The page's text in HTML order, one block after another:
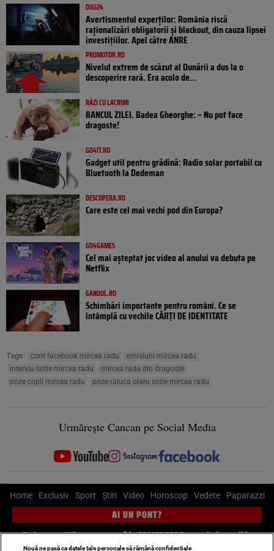
DIGI24
Avertismentul experților: România riscă
raționalizări obligatorii și blackout, din cauza lipsei
investițiilor. Apel către ANRE
PROMOTOR.RO
Nivelul extrem de scăzut al Dunării a dus la o
descoperire rară. Era acolo de...
RÂZI CU LACRIMI
BANCUL ZILEI. Badea Gheorghe: – Nu pot face
dragoste!
GO4IT.RO
Gadget util pentru grădină: Radio solar portabil cu
Bluetooth la Dedeman
DESCOPERA.RO
Care este cel mai vechi pod din Europa?
GO4GAMES
Cel mai așteptat joc video al anului va debuta pe
Netflix
GANDUL.RO
Schimbări importante pentru români. Ce se
întâmplă cu vechile CĂRȚI DE IDENTITATE
Tags: cont facebook mircea radu
emisiuni mircea radu
interviu sotie mircea radu
mircea radu din dragoste
poze copil mircea radu
poze raluca olaru sotie mircea radu
Urmărește Cancan pe Social Media
Home Exclusiv Sport Știri Video Horoscop Vedete Paparazzi
AI UN PONT?
Scrie-ne pe Whatsapp, sună la 0741226226 sau trimite mail la
Nouă ne pasă ca datele tale personale să rămână confidențiale